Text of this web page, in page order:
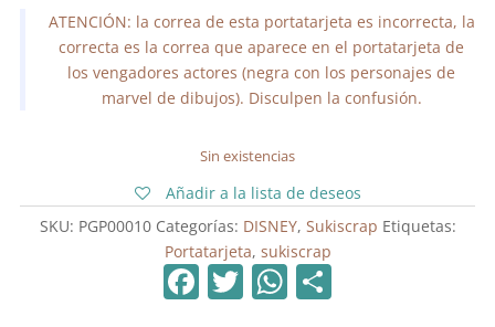
ATENCIÓN: la correa de esta portatarjeta es incorrecta, la
correcta es la correa que aparece en el portatarjeta de
los vengadores actores (negra con los personajes de
marvel de dibujos). Disculpen la confusión.
Sin existencias
Añadir a la lista de deseos
SKU: PGP00010 Categorías: DISNEY, Sukiscrap Etiquetas:
Portatarjeta, sukiscrap
F T W